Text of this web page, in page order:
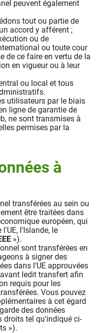
peuvent également
tout ou partie de
accord y afférent ;
ou de
ou toute cour
de ce faire en vertu de la
en vigueur ou à leur
ou local et tous
utilisateurs par le biais
ligne de garantie de
ne sont transmises à
permises par la
à
transférées au sein ou
être traitées dans
européen, qui
l'Islande, le
»).
sont transférées en
à signer des
dans l'UE approuvées
ledit transfert afin
requis pour les
Vous pouvez
à cet égard
des données
droits tel qu'indiqué ci-
»).